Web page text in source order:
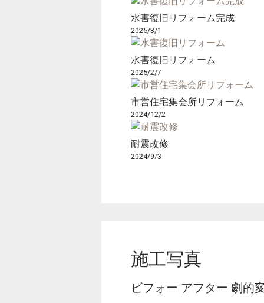
水害復旧リフォーム完成
2025/3/1
水害復旧リフォーム
2025/2/7
市営住宅集会所リフォーム
2024/12/2
耐震改修
2024/9/3
施工写真
ビフォー アフター 劇的